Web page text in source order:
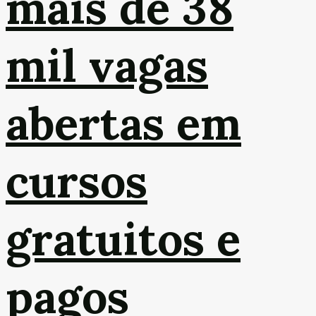
mil vagas
abertas em
cursos
gratuitos e
pagos